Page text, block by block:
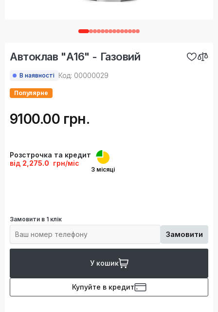
Автоклав "А16" - Газовий
В наявності Код: 00000029
Популярне
9100.00 грн.
Розстрочка та кредит
від 2,275.0 грн/міс
3 місяці
Замовити в 1 клік
Замовити
У кошик
Купуйте в кредит